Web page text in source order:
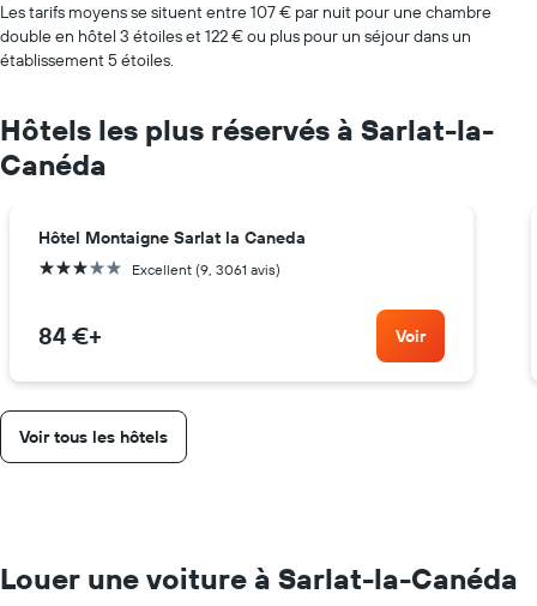
Les tarifs moyens se situent entre 107 € par nuit pour une chambre
double en hôtel 3 étoiles et 122 € ou plus pour un séjour dans un
établissement 5 étoiles.
Hôtels les plus réservés à Sarlat-la-
Canéda
Hôtel Montaigne Sarlat la Caneda
3 étoiles Excellent (9, 3061 avis)
84 €+ Voir
Voir tous les hôtels
Louer une voiture à Sarlat-la-Canéda